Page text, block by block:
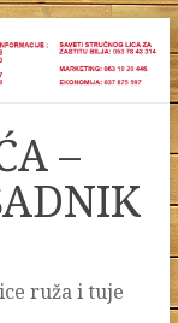
–
ruža i tuje